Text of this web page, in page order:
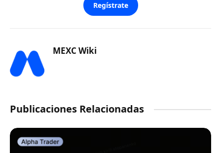
Regístrate
MEXC Wiki
Publicaciones Relacionadas